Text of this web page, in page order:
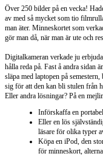
Över 250 bilder på en vecka!
av med så mycket som tio
man äter. Minneskortet som
gör man då, när man är ute och
Digitalkameran verkade ju
hålla reda på. Fast å andra sidan
släpa med laptopen på
sig för att den kan bli stulen från
Eller andra lösningar? På en
Införskaffa en
Eller en lös
läsare för olika typer
Köpa en iPod, den
för minneskort,